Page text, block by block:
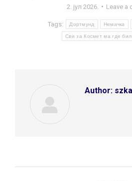
2. јул 2026.
Leave a
Tags: Дортмунд Немачка
Сви за Космет ма где
Author: